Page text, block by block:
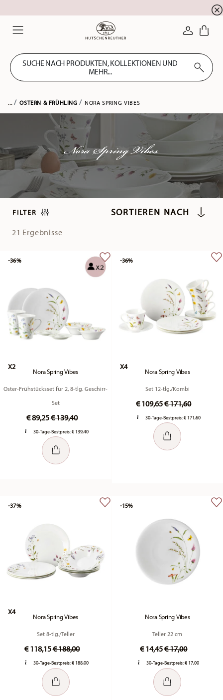
Summer SALE! Sichern Sie sich 5% EXTRA-
SUCHE NACH PRODUKTEN, KOLLEKTIONEN UND
MEHR...
... OSTERN & FRÜHLING NORA SPRING VIBES
Nora Spring Vibes
FILTER
21 Ergebnisse
X2
Nora Spring Vibes
Oster-Frühstücksset für 2, 8-tlg. Geschirr-
Set
€ 89,25Price reduced from
€ 139,40to
30-Tage-Bestpreis:€ 139,40
-36%
X4
Nora Spring Vibes
Set 12-tlg./Kombi
€ 109,65Price reduced
€ 171,60to
30-Tage-Bestpreis:€ 171,60
-36%
X4
Nora Spring Vibes
Set 8-tlg./Teller
€ 118,15Price reduced from
€ 188,00to
30-Tage-Bestpreis:€ 188,00
-37%
Nora Spring Vibes
Teller 22 cm
€ 14,45Price reduced
€ 17,00to
30-Tage-Bestpreis:€ 17,00
-15%